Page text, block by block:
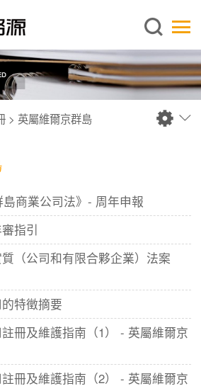
繁體中文
關於啓源
服務範圍
新聞中心
常見問題
聯絡我們
> 英屬維爾京群島
島商業公司法》- 周年申報
指引
（公司和有限合夥企業）法案
特徵摘要
冊及維護指南（1） - 英屬維爾京
冊及維護指南（2） - 英屬維爾京